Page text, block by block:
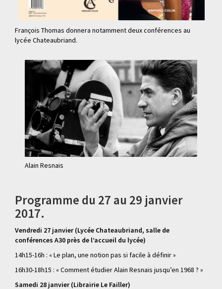
François Thomas donnera notamment deux conférences au
lycée Chateaubriand.
Alain Resnais
Programme du 27 au 29 janvier
2017.
Vendredi 27 janvier (Lycée Chateaubriand, salle de
conférences A30 près de l’accueil du lycée)
14h15-16h : « Le plan, une notion pas si facile à définir »
16h30-18h15 : « Comment étudier Alain Resnais jusqu’en 1968 ? »
Samedi 28 janvier (Librairie Le Failler)